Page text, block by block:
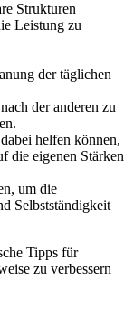
Strukturen
Leistung zu
der täglichen
der anderen zu
helfen können,
die eigenen Stärken
um die
Selbstständigkeit
Tipps für
zu verbessern